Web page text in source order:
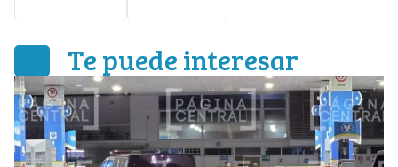
Te puede interesar